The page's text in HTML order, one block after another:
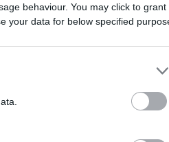
behaviour. You may click to grant
your data for below specified
vous propose
Équitables
on…